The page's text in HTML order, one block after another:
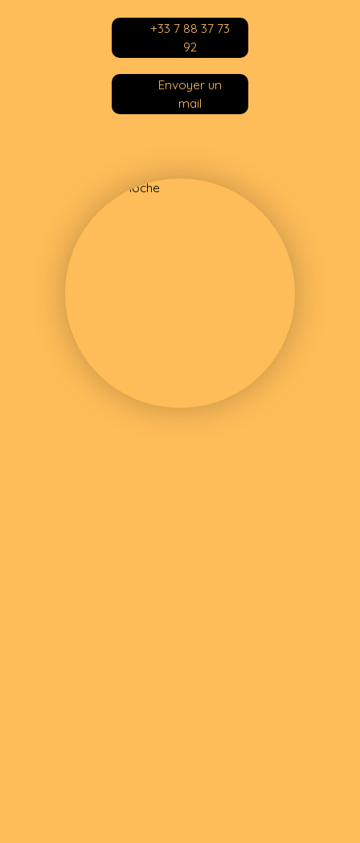
+33 7 88 37 73
92
Envoyer un
mail